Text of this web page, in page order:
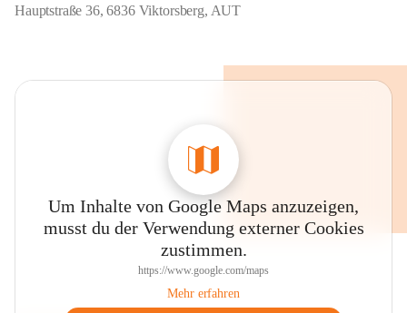
Hauptstraße 36, 6836 Viktorsberg, AUT
Um Inhalte von Google Maps anzuzeigen,
musst du der Verwendung externer Cookies
zustimmen.
https://www.google.com/maps
Mehr erfahren